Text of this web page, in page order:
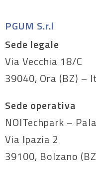
PGUM S.r.l
Sede legale
Via Vecchia 18/C
39040, Ora (BZ) –
Sede operativa
NOITechpark –
Via Ipazia 2
39100, Bolzano